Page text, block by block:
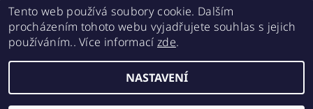
Přidat komentář
2026 ©Realgrow, všechna práva vyhrazena
Tento web používá soubory cookie. Dalším
procházením tohoto webu vyjadřujete souhlas s jejich
používáním.. Více informací zde.
NASTAVENÍ